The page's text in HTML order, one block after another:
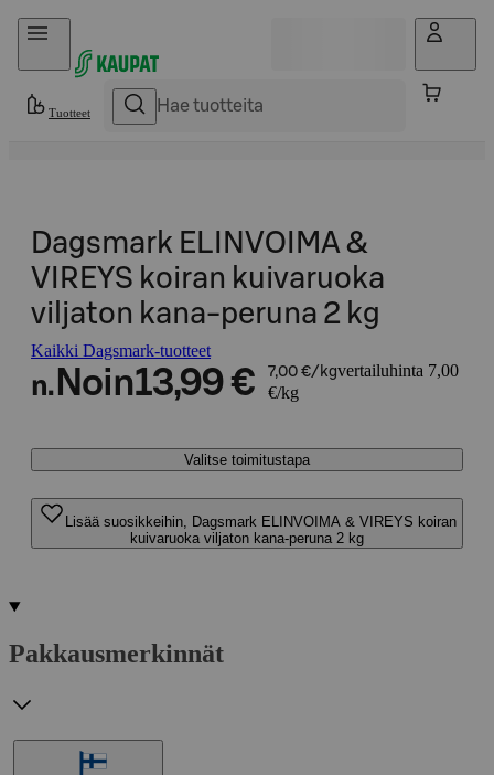
Hyppää sisältöön
Tuotteet
Dagsmark ELINVOIMA &
VIREYS koiran kuivaruoka
viljaton kana-peruna 2 kg
Kaikki Dagsmark-tuotteet
n. Noin13,99 € 7,00 €/kgvertailuhinta 7,00
€/kg
Valitse toimitustapa
Lisää suosikkeihin, Dagsmark ELINVOIMA & VIREYS koiran
kuivaruoka viljaton kana-peruna 2 kg
Pakkausmerkinnät